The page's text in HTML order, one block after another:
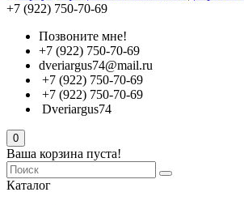
+7 (922) 750-70-69
Позвоните мне!
+7 (922) 750-70-69
dveriargus74@mail.ru
+7 (922) 750-70-69
+7 (922) 750-70-69
Dveriargus74
0
Ваша корзина пуста!
Каталог